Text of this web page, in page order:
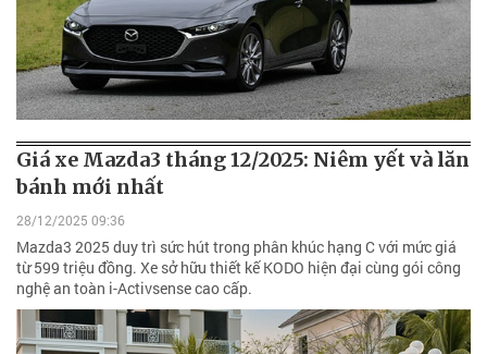
Giá xe Mazda3 tháng 12/2025: Niêm yết và lăn
bánh mới nhất
28/12/2025 09:36
Mazda3 2025 duy trì sức hút trong phân khúc hạng C với mức giá
từ 599 triệu đồng. Xe sở hữu thiết kế KODO hiện đại cùng gói công
nghệ an toàn i-Activsense cao cấp.